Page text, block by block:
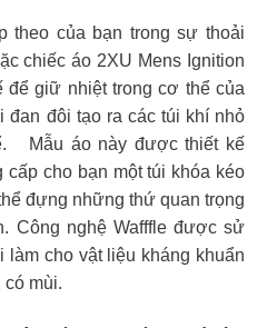
theo của bạn trong sự thoải
chiếc áo 2XU Mens Ignition
giữ nhiệt trong cơ thể của
đan đôi tạo ra các túi khí nhỏ
Mẫu áo này được thiết kế
cấp cho bạn một túi khóa kéo
đựng những thứ quan trọng
Công nghệ Wafffle được sử
cho vật liệu kháng khuẩn
có mùi.